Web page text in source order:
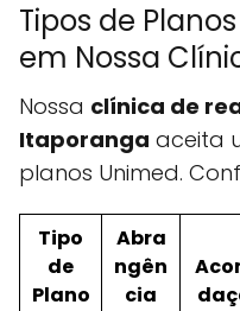
Tipos de
em Nossa
Nossa clínica de
Itaporanga aceita
planos Unimed.
Tipo
de
Plano
Abra
ngên
cia